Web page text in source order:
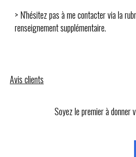
> N'hésitez pas à me contacter via la
renseignement supplémentaire.
Avis clients
Soyez le premier à donner